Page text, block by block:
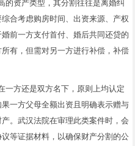
的资产类型，其分割往往是离婚纠
合考虑购房时间、出资来源、产权
前一方支付首付、婚后共同还贷的
有，但需对另一方进行补偿，补偿
一方还是双方名下，原则上均认定
一方父母全额出资且明确表示赠与
。武汉法院在审理此类案件时，会
等证据材料，以确保财产分割的公